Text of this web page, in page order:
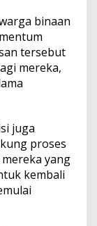
binaan
tersebut
mereka,
juga
proses
yang
kembali